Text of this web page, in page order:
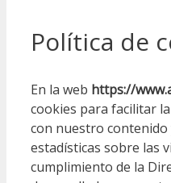
Política de
En la web https://
cookies para facilitar
con nuestro
estadísticas sobre las
cumplimiento de la